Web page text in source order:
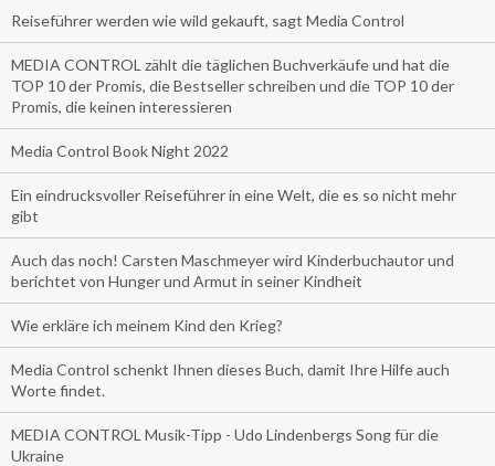
Reiseführer werden wie wild gekauft, sagt Media Control
MEDIA CONTROL zählt die täglichen Buchverkäufe und hat die
TOP 10 der Promis, die Bestseller schreiben und die TOP 10 der
Promis, die keinen interessieren
Media Control Book Night 2022
Ein eindrucksvoller Reiseführer in eine Welt, die es so nicht mehr
gibt
Auch das noch! Carsten Maschmeyer wird Kinderbuchautor und
berichtet von Hunger und Armut in seiner Kindheit
Wie erkläre ich meinem Kind den Krieg?
Media Control schenkt Ihnen dieses Buch, damit Ihre Hilfe auch
Worte findet.
MEDIA CONTROL Musik-Tipp - Udo Lindenbergs Song für die
Ukraine